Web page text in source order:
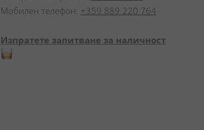
Мобилен телефон: +359 889 220 764
Изпратете запитване за наличност